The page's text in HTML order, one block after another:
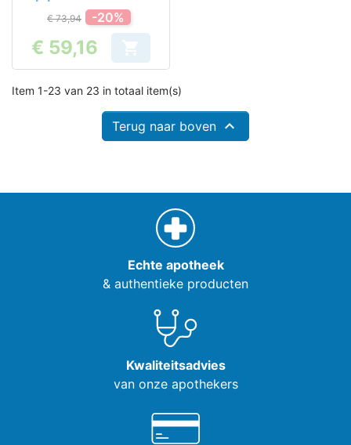
€ 73,94 -20%
Prijs
€ 59,16 
Item 1-23 van 23 in totaal item(s)
Terug naar boven 
Echte apotheek
& authentieke producten
Kwaliteitsadvies
van onze apothekers